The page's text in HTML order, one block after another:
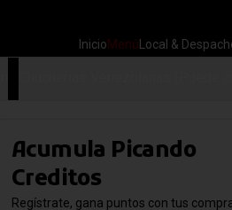
InicioMenú Local &
Acumula Picando
Creditos
Regístrate, gana puntos con tus